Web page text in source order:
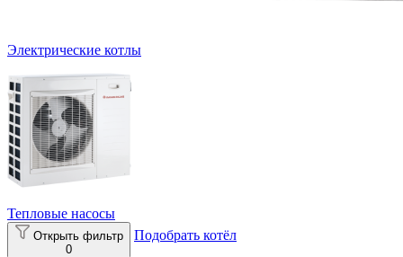
Электрические котлы
Тепловые насосы
Открыть фильтр
0
Подобрать котёл